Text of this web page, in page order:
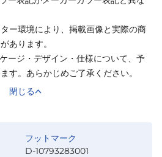
ー環境により、掲載画像と実際の商
あります。
ージ・デザイン・仕様について、予
す。あらかじめご了承ください。
閉じる
フットマーク
D-10793283001